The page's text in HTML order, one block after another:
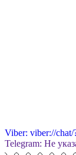
Viber: viber://
Telegram: Не